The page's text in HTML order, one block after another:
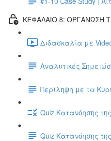
ΚΕΦΑΛΑΙΟ 8: ΟΡΓΑΝΩΣΗ
Διδασκαλία με
Αναλυτικές
Περίληψη με τα
Quiz Κατανόησης
Quiz Κατανόησης